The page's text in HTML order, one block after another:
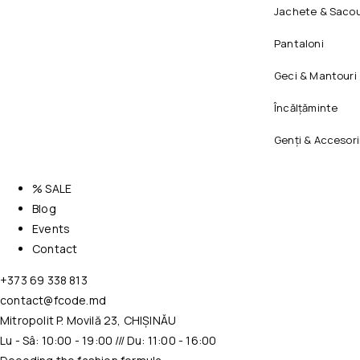
Jachete &
Pantaloni
Geci & Mantouri
Încălțăminte
Genți &
% SALE
Blog
Events
Contact
+373 69 338 813
contact@fcode.md
Mitropolit P. Movilă 23, CHIȘINĂU
Lu - Sâ: 10:00 - 19:00 /// Du: 11:00 - 16:00